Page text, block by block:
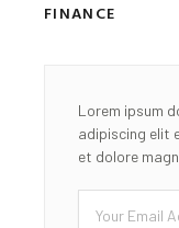
FINANCE
Lorem ipsum
adipiscing elit
et dolore
Email